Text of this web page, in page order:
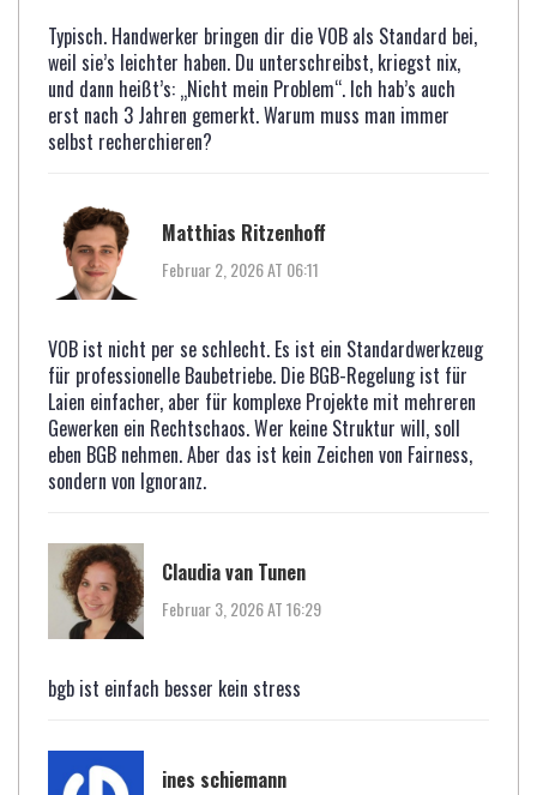
Typisch. Handwerker bringen dir die VOB als Standard bei,
weil sie’s leichter haben. Du unterschreibst, kriegst nix,
und dann heißt’s: „Nicht mein Problem“. Ich hab’s auch
erst nach 3 Jahren gemerkt. Warum muss man immer
selbst recherchieren?
Matthias Ritzenhoff
Februar 2, 2026 AT 06:11
VOB ist nicht per se schlecht. Es ist ein Standardwerkzeug
für professionelle Baubetriebe. Die BGB-Regelung ist für
Laien einfacher, aber für komplexe Projekte mit mehreren
Gewerken ein Rechtschaos. Wer keine Struktur will, soll
eben BGB nehmen. Aber das ist kein Zeichen von Fairness,
sondern von Ignoranz.
Claudia van Tunen
Februar 3, 2026 AT 16:29
bgb ist einfach besser kein stress
ines schiemann